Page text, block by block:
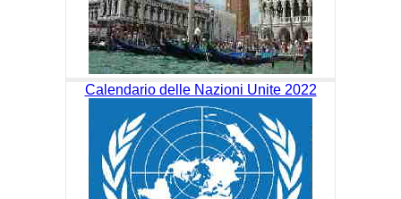
Calendario delle Nazioni Unite 2022